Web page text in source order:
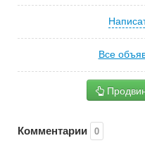
Все
Комментарии 0